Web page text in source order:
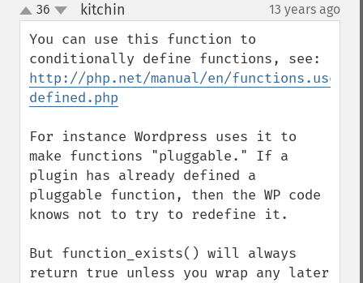
up
down
36 kitchin 13 years ago
You can use this function to
http://php.net/manual/en/functions.user-
defined.php
For instance Wordpress uses it to
make functions "pluggable." If a
plugin has already defined a
pluggable function, then the WP code
knows not to try to redefine it.
But function_exists() will always
return true unless you wrap any later